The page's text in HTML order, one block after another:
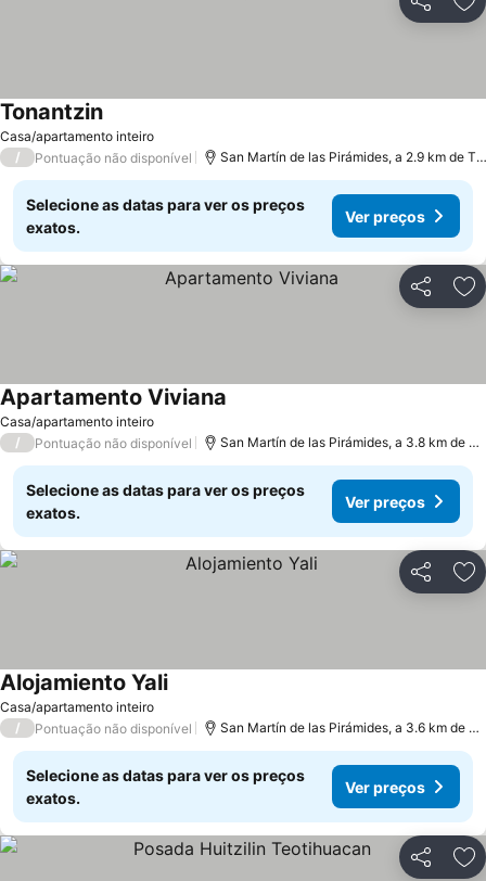
Partilhar
Casa/apartamento inteiro
TonantzinVer preços
/ Pontuação não disponível San Martín de las Pirámides, a 2.9 km de
Selecione as datas para ver os preços
exatos.
Ver preços
Partilhar
Casa/apartamento inteiro
Apartamento Viviana
/ Pontuação não disponível San Martín de las Pirámides, a 3.8 km de
Selecione as datas para ver os preços
exatos.
Ver preços
Partilhar
Casa/apartamento inteiro
Alojamiento YaliVer preços
/ Pontuação não disponível San Martín de las Pirámides, a 3.6 km de
Selecione as datas para ver os preços
exatos.
Ver preços
Partilhar